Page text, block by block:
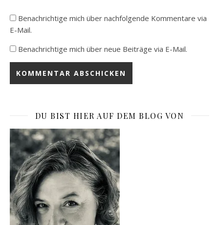
Benachrichtige mich über nachfolgende Kommentare via
E-Mail.
Benachrichtige mich über neue Beiträge via E-Mail.
DU BIST HIER AUF DEM BLOG VON